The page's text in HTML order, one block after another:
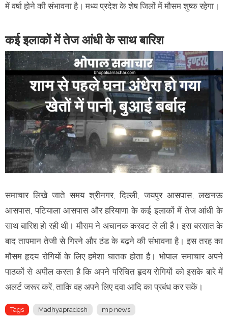
में वर्षा होने की संभावना है। मध्य प्रदेश के शेष जिलों में मौसम शुष्क रहेगा।
कई इलाकों में तेज आंधी के साथ बारिश
समाचार लिखे जाते समय श्रीनगर, दिल्ली, जयपुर आसपास, लखनऊ
आसपास, पटियाला आसपास और हरियाणा के कई इलाकों में तेज आंधी के
साथ बारिश हो रही थी। मौसम ने अचानक करवट ले ली है। इस बरसात के
बाद तापमान तेजी से गिरने और ठंड के बढ़ने की संभावना है। इस तरह का
मौसम हृदय रोगियों के लिए हमेशा घातक होता है। भोपाल समाचार अपने
पाठकों से अपील करता है कि अपने परिचित हृदय रोगियों को इसके बारे में
अलर्ट जरूर करें, ताकि वह अपने लिए दवा आदि का प्रबंध कर सकें।
Tags Madhyapradesh mp news